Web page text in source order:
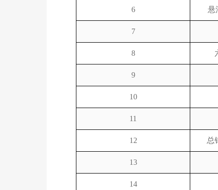
6 悬
7
8
9
10
11
12 总
13
14